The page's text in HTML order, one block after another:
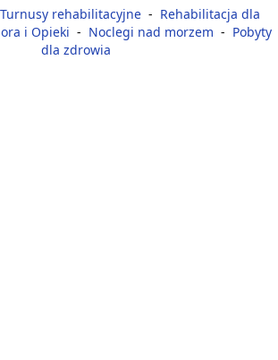
Turnusy rehabilitacyjne - Rehabilitacja dla
i Opieki - Noclegi nad morzem - Pobyty
dla zdrowia